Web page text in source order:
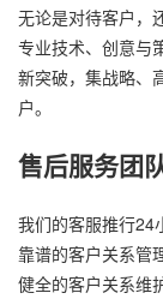
无论是对待客户，
专业技术、创意与
新突破，集战略、
户。
售后服务团
我们的客服推行24
靠谱的客户关系管
健全的客户关系维